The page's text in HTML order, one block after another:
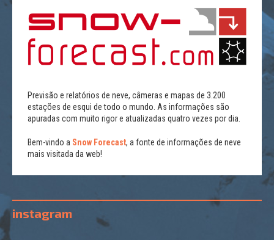
Previsão e relatórios de neve, câmeras e mapas de 3.200
estações de esqui de todo o mundo. As informações são
apuradas com muito rigor e atualizadas quatro vezes por dia.
Bem-vindo a Snow Forecast, a fonte de informações de neve
mais visitada da web!
instagram